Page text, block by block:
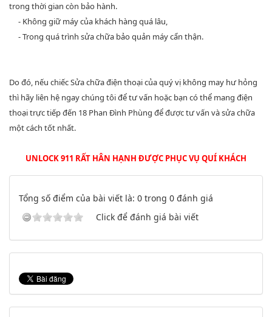
trong thời gian còn bảo hành.
- Không giữ máy của khách hàng quá lâu,
- Trong quá trình sửa chữa bảo quản máy cẩn thận.
Do đó, nếu chiếc Sửa chữa điện thoại của quý vị không may hư hỏng
thì hãy liên hệ ngay chúng tôi để tư vấn hoặc bạn có thể mang điện
thoại trực tiếp đến 18 Phan Đình Phùng để được tư vấn và sửa chữa
một cách tốt nhất.
UNLOCK 911 RẤT HÂN HẠNH ĐƯỢC PHỤC VỤ QUÍ KHÁCH
Tổng số điểm của bài viết là: 0 trong 0 đánh giá
Click để đánh giá bài viết